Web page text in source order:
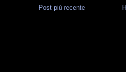
Post più recente